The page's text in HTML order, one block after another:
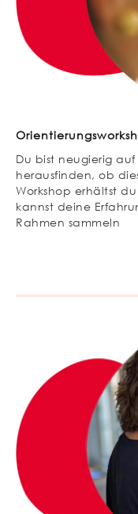
Du bist neugierig
herausfinden, ob
Workshop erhältst
kannst deine
Rahmen sammeln